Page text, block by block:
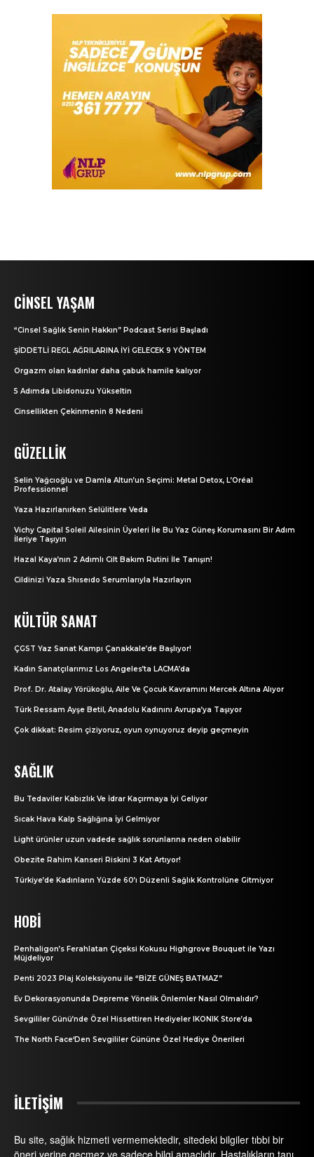
CINSEL YAŞAM
“Cinsel Sağlık Senin Hakkın” Podcast Serisi Başladı
ŞİDDETLİ REGL AĞRILARINA İYİ GELECEK 9 YÖNTEM
Orgazm olan kadınlar daha çabuk hamile kalıyor
5 Adımda Libidonuzu Yükseltin
Cinsellikten Çekinmenin 8 Nedeni
GÜZELLIK
Selin Yağcıoğlu ve Damla Altun’un Seçimi: Metal Detox, L’Oréal
Professionnel
Yaza Hazırlanırken Selülitlere Veda
Vichy Capital Soleil Ailesinin Üyeleri İle Bu Yaz Güneş Korumasını Bir Adım
İleriye Taşıyın
Hazal Kaya’nın 2 Adımlı Cilt Bakım Rutini İle Tanışın!
Cildinizi Yaza Shıseıdo Serumlarıyla Hazırlayın
KÜLTÜR SANAT
ÇGST Yaz Sanat Kampı Çanakkale’de Başlıyor!
Kadın Sanatçılarımız Los Angeles’ta LACMA’da
Prof. Dr. Atalay Yörükoğlu, Aile Ve Çocuk Kavramını Mercek Altına Alıyor
Türk Ressam Ayşe Betil, Anadolu Kadınını Avrupa’ya Taşıyor
Çok dikkat: Resim çiziyoruz, oyun oynuyoruz deyip geçmeyin
SAĞLIK
Bu Tedaviler Kabızlık Ve İdrar Kaçırmaya İyi Geliyor
Sıcak Hava Kalp Sağlığına İyi Gelmiyor
Light ürünler uzun vadede sağlık sorunlarına neden olabilir
Obezite Rahim Kanseri Riskini 3 Kat Artıyor!
Türkiye’de Kadınların Yüzde 60’ı Düzenli Sağlık Kontrolüne Gitmiyor
HOBI
Penhaligon’s Ferahlatan Çiçeksi Kokusu Highgrove Bouquet ile Yazı
Müjdeliyor
Penti 2023 Plaj Koleksiyonu ile “BİZE GÜNEŞ BATMAZ”
Ev Dekorasyonunda Depreme Yönelik Önlemler Nasıl Olmalıdır?
Sevgililer Günü’nde Özel Hissettiren Hediyeler IKONIK Store’da
The North Face‘Den Sevgililer Gününe Özel Hediye Önerileri
İLETİŞİM
Bu site, sağlık hizmeti vermemektedir, sitedeki bilgiler tıbbi bir